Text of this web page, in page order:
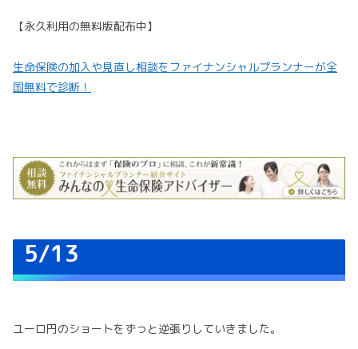
【永久利用の無料版配布中】
生命保険の加入や見直し相談をファイナンシャルプランナーが全
国無料で診断！
5/13
ユーロ円のショートをずっと逆張りしていきました。